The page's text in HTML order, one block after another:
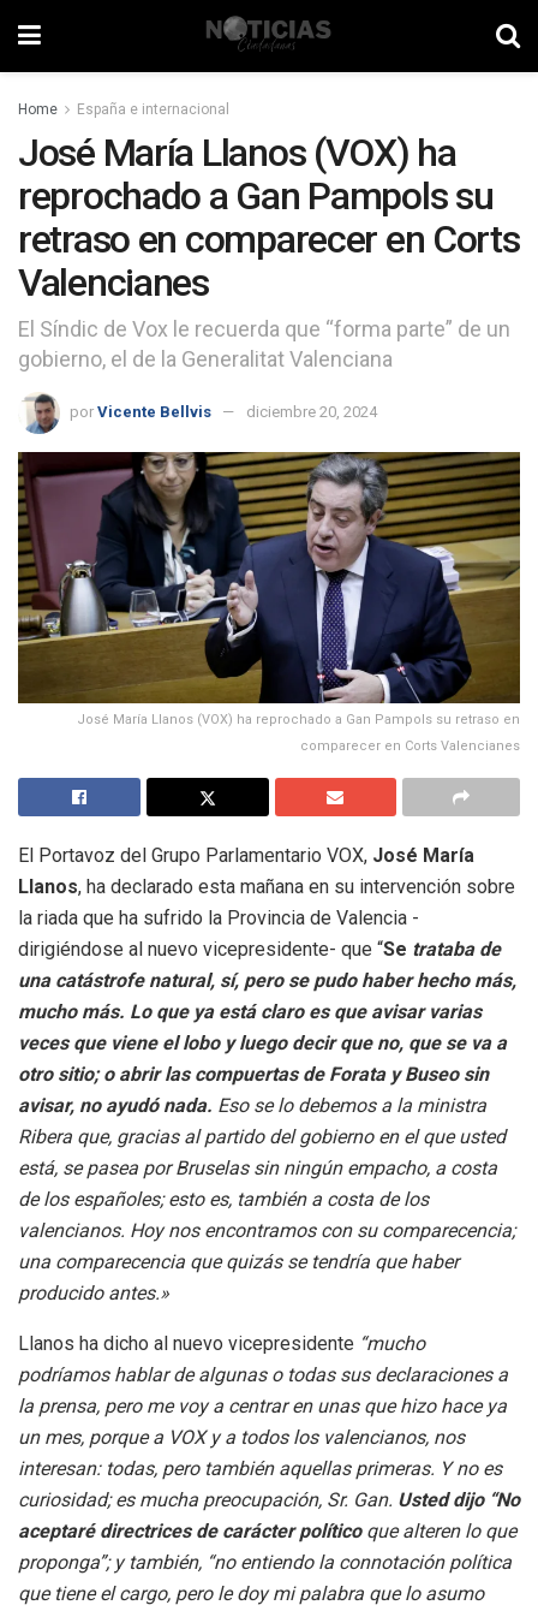
Home España e internacional
José María Llanos (VOX) ha
reprochado a Gan Pampols su
retraso en comparecer en Corts
Valencianes
El Síndic de Vox le recuerda que “forma parte” de un
gobierno, el de la Generalitat Valenciana
por Vicente Bellvis diciembre 20, 2024
José María Llanos (VOX) ha reprochado a Gan Pampols su retraso en
comparecer en Corts Valencianes
El Portavoz del Grupo Parlamentario VOX, José María
Llanos, ha declarado esta mañana en su intervención sobre
la riada que ha sufrido la Provincia de Valencia -
dirigiéndose al nuevo vicepresidente- que “Se trataba de
una catástrofe natural, sí, pero se pudo haber hecho más,
mucho más. Lo que ya está claro es que avisar varias
veces que viene el lobo y luego decir que no, que se va a
otro sitio; o abrir las compuertas de Forata y Buseo sin
avisar, no ayudó nada. Eso se lo debemos a la ministra
Ribera que, gracias al partido del gobierno en el que usted
está, se pasea por Bruselas sin ningún empacho, a costa
de los españoles; esto es, también a costa de los
valencianos. Hoy nos encontramos con su comparecencia;
una comparecencia que quizás se tendría que haber
producido antes.»
Llanos ha dicho al nuevo vicepresidente “mucho
podríamos hablar de algunas o todas sus declaraciones a
la prensa, pero me voy a centrar en unas que hizo hace ya
un mes, porque a VOX y a todos los valencianos, nos
interesan: todas, pero también aquellas primeras. Y no es
curiosidad; es mucha preocupación, Sr. Gan. Usted dijo “No
aceptaré directrices de carácter políticoque alteren lo que
proponga”; y también, “no entiendo la connotación política
que tiene el cargo, pero le doy mi palabra que lo asumo